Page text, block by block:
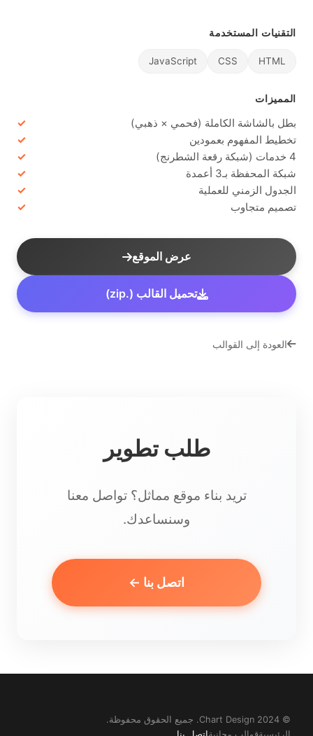
التقنيات المستخدمة
HTML
CSS
JavaScript
المميزات
بطل بالشاشة الكاملة (فحمي × ذهبي)
تخطيط المفهوم بعمودين
4 خدمات (شبكة رقعة الشطرنج)
شبكة المحفظة بـ3 أعمدة
الجدول الزمني للعملية
تصميم متجاوب
عرض الموقع
تحميل القالب (.zip)
العودة إلى القوالب
طلب تطوير
تريد بناء موقع مماثل؟ تواصل معنا
وسنساعدك.
اتصل بنا ←
© 2024 Chart Design. جميع الحقوق محفوظة.